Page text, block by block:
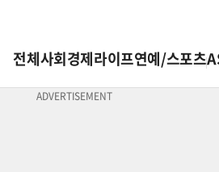
전체사회경제라이프연예/스포츠